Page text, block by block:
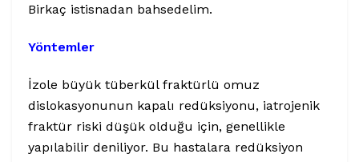
Birkaç istisnadan bahsedelim.
Yöntemler
İzole büyük tüberkül fraktürlü omuz
dislokasyonunun kapalı redüksiyonu, iatrojenik
fraktür riski düşük olduğu için, genellikle
yapılabilir deniliyor. Bu hastalara redüksiyon